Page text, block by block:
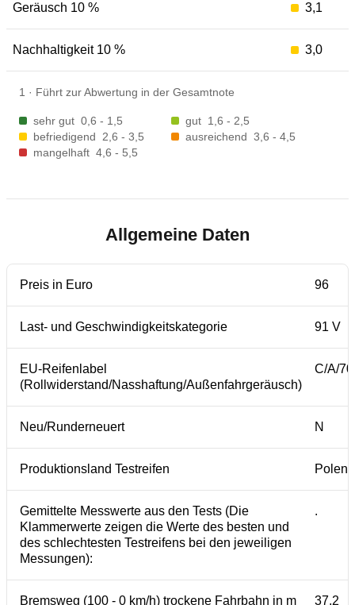
Geräusch 10 % 3,1
Nachhaltigkeit 10 % 3,0
1 · Führt zur Abwertung in der Gesamtnote
sehr gut 0,6 - 1,5 gut 1,6 - 2,5
befriedigend
2,6 - 3,5 ausreichend 3,6 - 4,5
mangelhaft 4,6 - 5,5
Allgemeine Daten
Preis in Euro 96
Last- und Geschwindigkeitskategorie 91 V
EU-Reifenlabel
(Rollwiderstand/Nasshaftung/Außenfahrgeräusch)
C/A/70
Neu/Runderneuert N
Produktionsland Testreifen Polen
Gemittelte Messwerte aus den Tests (Die
Klammerwerte zeigen die Werte des besten und
des schlechtesten Testreifens bei den jeweiligen
Messungen):
.
Bremsweg (100 - 0 km/h) trockene Fahrbahn in m
37,2